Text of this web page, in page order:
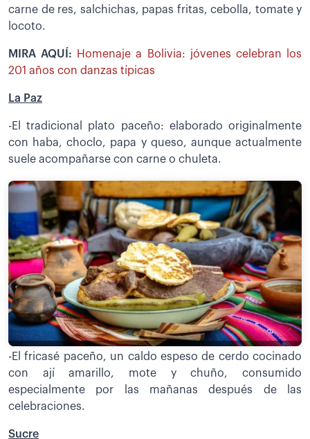
carne de res, salchichas, papas fritas, cebolla, tomate y
locoto.
MIRA AQUÍ:
Homenaje a Bolivia: jóvenes celebran los
201 años con danzas típicas
La Paz
-El tradicional plato paceño: elaborado originalmente
con haba, choclo, papa y queso, aunque actualmente
suele acompañarse con carne o chuleta.
-El fricasé paceño, un caldo espeso de cerdo cocinado
con ají amarillo, mote y chuño, consumido
especialmente por las mañanas después de las
celebraciones.
Sucre